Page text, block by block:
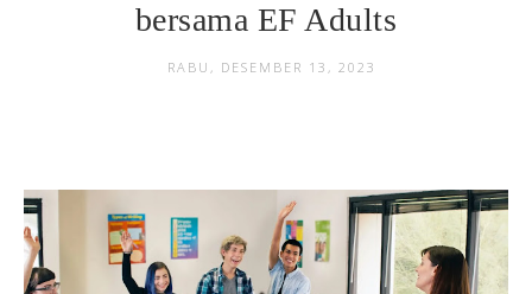
bersama EF Adults
RABU, DESEMBER 13, 2023